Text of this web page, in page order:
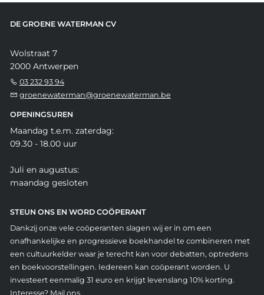
DE GROENE WATERMAN CV
Wolstraat 7
2000 Antwerpen
03 232 93 94
groenewaterman@groenewaterman.be
OPENINGSUREN
Maandag t.e.m. zaterdag:
09.30 - 18.00 uur
Juli en augustus:
maandag gesloten
STEUN ONS EN WORD COÖPERANT
Dankzij onze vele coöperanten slagen wij er in om een
onafhankelijke en progressieve boekhandel te combineren met
een cultuurkelder waar je terecht kan voor debatten, optredens
en boekvoorstellingen. Iedereen kan coöperant worden. U
investeert eenmalig 31 euro en krijgt levenslang 10% korting.
Interesse? Mail ons.